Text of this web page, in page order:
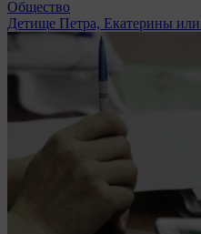
Общество
Детище Петра, Екатерины или